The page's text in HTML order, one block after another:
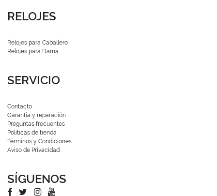
RELOJES
Relojes para Caballero
Relojes para Dama
SERVICIO
Contacto
Garantía y reparación
Preguntas frecuentes
Políticas de tienda
Términos y Condiciones
Aviso de Privacidad
SÍGUENOS